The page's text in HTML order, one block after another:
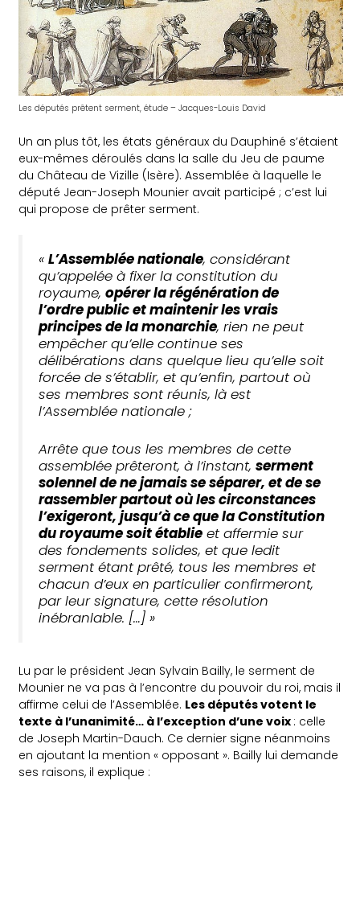
Les députés prêtent serment, étude – Jacques-Louis David
Un an plus tôt, les états généraux du Dauphiné s’étaient
eux-mêmes déroulés dans la salle du Jeu de paume
du Château de Vizille (Isère). Assemblée à laquelle le
député Jean-Joseph Mounier avait participé ; c’est lui
qui propose de prêter serment.
«L’Assemblée nationale, considérant
qu’appelée à fixer la constitution du
royaume,opérer la régénération de
l’ordre public et maintenir les vrais
principes de la monarchie, rien ne peut
empêcher qu’elle continue ses
délibérations dans quelque lieu qu’elle soit
forcée de s’établir, et qu’enfin, partout où
ses membres sont réunis, là est
l’Assemblée nationale ;
Arrête que tous les membres de cette
assemblée prêteront, à l’instant,serment
solennel de ne jamais se séparer, et de se
rassembler partout où les circonstances
l’exigeront, jusqu’à ce que la Constitution
du royaume soit établie et affermie sur
des fondements solides, et que ledit
serment étant prêté, tous les membres et
chacun d’eux en particulier confirmeront,
par leur signature, cette résolution
inébranlable. […] »
Lu par le président Jean Sylvain Bailly, le serment de
Mounier ne va pas à l’encontre du pouvoir du roi, mais il
affirme celui de l’Assemblée. Les députés votent le
texte à l’unanimité… à l’exception d’une voix : celle
de Joseph Martin-Dauch. Ce dernier signe néanmoins
en ajoutant la mention « opposant ». Bailly lui demande
ses raisons, il explique :